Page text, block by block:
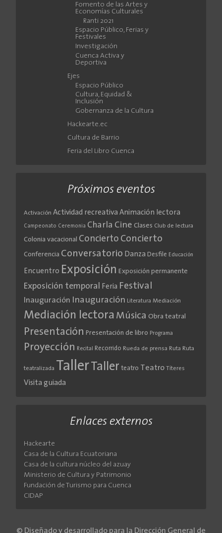
Fomento de las Artes y
Economías Culturales
Ranti 2021
Espacio Público, Ferias y
Festivales
Investigación
Cuenca Activa y
Deportiva
Ejes
Espacio Público
Cultura, Equidad &
Inclusión
Gobernanza de la Cultura
Hackearte.ec
Cultura de Barrio
Feria del Libro Cuenca
Próximos eventos
Activación Actividad recreativa Animación lectora
Campeonato Ceremonia Charla Cine Clases Club de lectura
Colonia vacacional Concierto Concierto
Conferencia Conversatorio Danza Desfile Educación
Encuentro Exposición Exposición permanente
Exposición temporal Feria Festival
Inauguración Inauguración Literatura Mediación
Mediación lectora Música Obra teatral
Presentación Presentación de libro Programa
Proyección Recital Recorrido Rueda de prensa Ruta Ruta
teatralizada Taller Taller teatro Teatro Títeres
Visita guiada
Enlaces externos
Hackearte
Casa de la Cultura Ecuatoriana
Casa de la cultura núcleo del azuay
Ministerio de Cultura y Patrimonio
Fundación de Turismo para Cuenca
CIDAP
© Diseñado y desarrollado para la Dirección General de